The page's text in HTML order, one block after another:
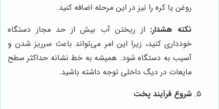
روغن یا کره را نیز در این مرحله اضافه کنید.
نکته هشدار: از ریختن آب بیش از حد مجاز دستگاه
خودداری کنید، زیرا این امر می‌تواند باعث سرریز شدن و
آسیب به دستگاه شود. همیشه به خط نشانه حداکثر سطح
مایعات در دیگ داخلی توجه داشته باشید.
شروع فرآیند پخت